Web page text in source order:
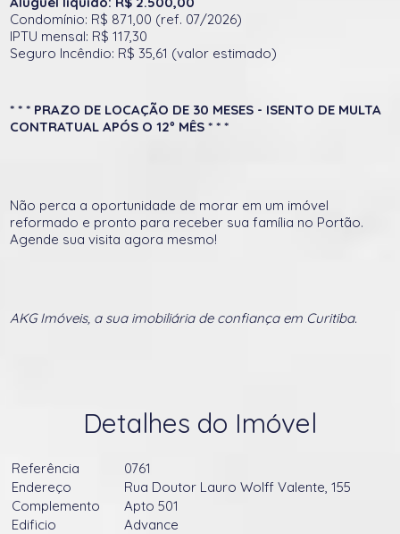
Condomínio: R$ 871,00 (ref. 07/2026)
IPTU mensal: R$ 117,30
Seguro Incêndio: R$ 35,61 (valor estimado)
* * * PRAZO DE LOCAÇÃO DE 30 MESES - ISENTO DE MULTA
CONTRATUAL APÓS O 12º MÊS * * *
Não perca a oportunidade de morar em um imóvel
reformado e pronto para receber sua família no Portão.
Agende sua visita agora mesmo!
AKG Imóveis, a sua imobiliária de confiança em Curitiba.
Detalhes do Imóvel
Referência
0761
Endereço
Rua Doutor Lauro Wolff Valente, 155
Complemento
Apto 501
Edificio
Advance